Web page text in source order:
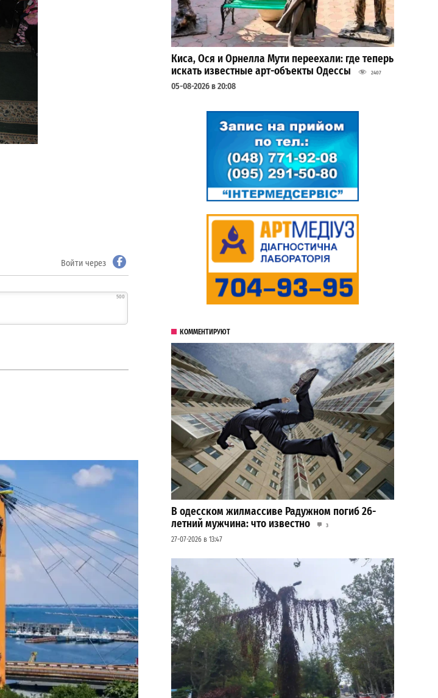
Войти через
500
Киса, Ося и Орнелла Мути переехали: где теперь
искать известные арт-объекты Одессы
2407
05-08-2026 в 20:08
КОММЕНТИРУЮТ
В одесском жилмассиве Радужном погиб 26-
летний мужчина: что известно
3
27-07-2026 в 13:47